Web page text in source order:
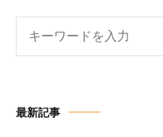
最新記事